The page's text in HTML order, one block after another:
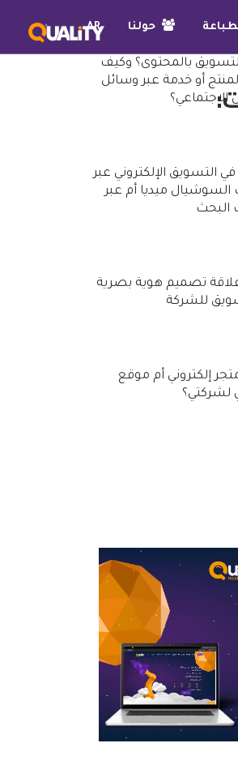
حولنا AR
بالمحتوى؟ وكيف
أو خدمة عبر وسائل
الاجتماعي؟
في التسويق الإلكتروني عبر
ميديا أم عبر
البحث
تصميم هوية بصرية
للشركة
إلكتروني أم موقع
لشركتي؟